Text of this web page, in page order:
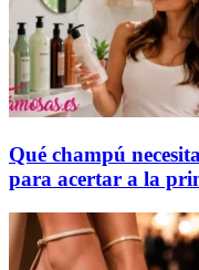
Qué champú
para acertar a la